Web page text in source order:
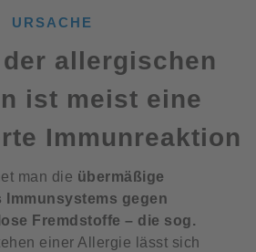
URSACHE
allergischen
ist meist eine
Immunreaktion
man die übermäßige
gegen
Fremdstoffe – die sog.
einer Allergie lässt sich